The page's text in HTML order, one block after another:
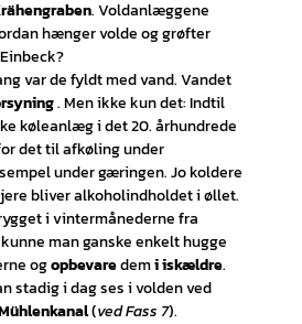
. Voldanlæggene
hænger volde og grøfter
var de fyldt med vand. Vandet
. Men ikke kun det: Indtil
køleanlæg i det 20. århundrede
det til afkøling under
under gæringen. Jo koldere
bliver alkoholindholdet i øllet.
i vintermånederne fra
man ganske enkelt hugge
ogopbevaredemi iskældre.
stadig i dag ses i volden ved
(ved Fass 7).